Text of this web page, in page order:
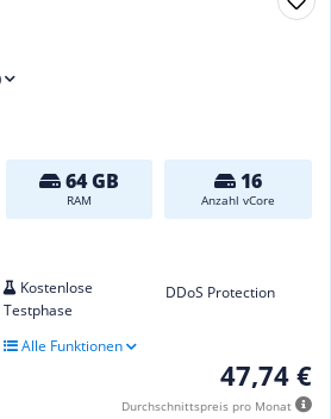
64 GB
RAM
16
Anzahl vCore
Kostenlose
Testphase
DDoS Protection
Alle Funktionen
47,74 €
Durchschnittspreis pro Monat